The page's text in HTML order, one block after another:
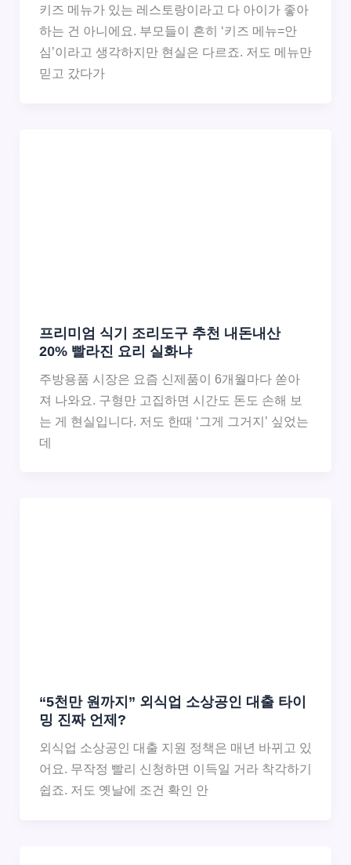
키즈 메뉴가 있는 레스토랑이라고 다 아이가 좋아
하는 건 아니에요. 부모들이 흔히 ‘키즈 메뉴=안
심’이라고 생각하지만 현실은 다르죠. 저도 메뉴만
믿고 갔다가
프리미엄 식기 조리도구 추천 내돈내산
20% 빨라진 요리 실화냐
주방용품 시장은 요즘 신제품이 6개월마다 쏟아
져 나와요. 구형만 고집하면 시간도 돈도 손해 보
는 게 현실입니다. 저도 한때 ‘그게 그거지’ 싶었는
데
“5천만 원까지” 외식업 소상공인 대출 타이
밍 진짜 언제?
외식업 소상공인 대출 지원 정책은 매년 바뀌고 있
어요. 무작정 빨리 신청하면 이득일 거라 착각하기
쉽죠. 저도 옛날에 조건 확인 안